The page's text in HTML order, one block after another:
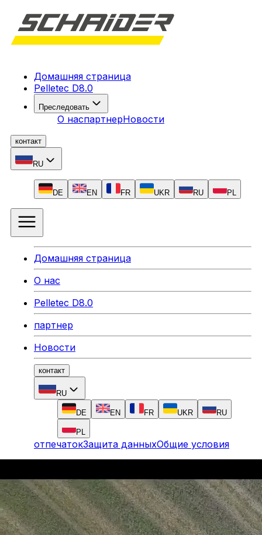
Домашняя страница
Pelletec D8.0
Преследовать
О наспартнерНовости
контакт
RU
DE EN FR UKR RU PL
Домашняя страница
О нас
Pelletec D8.0
партнер
Новости
контакт
RU
DE EN FR UKR RU
PL
отпечатокЗащита данныхОбщие условия